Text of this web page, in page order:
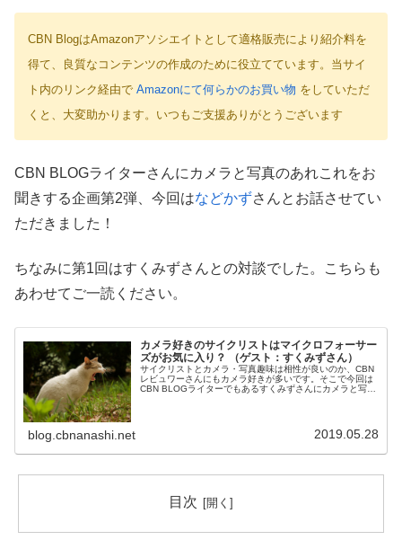
CBN BlogはAmazonアソシエイトとして適格販売により紹介料を
得て、良質なコンテンツの作成のために役立てています。当サイ
ト内のリンク経由で Amazonにて何らかのお買い物 をしていただ
くと、大変助かります。いつもご支援ありがとうございます
CBN BLOGライターさんにカメラと写真のあれこれをお
聞きする企画第2弾、今回はなどかずさんとお話させてい
ただきました！
ちなみに第1回はすくみずさんとの対談でした。こちらも
あわせてご一読ください。
カメラ好きのサイクリストはマイクロフォーサー
ズがお気に入り？ （ゲスト：すくみずさん）
サイクリストとカメラ・写真趣味は相性が良いのか、CBN
レビュワーさんにもカメラ好きが多いです。そこで今回は
CBN BLOGライターでもあるすくみずさんにカメラと写真
blog.cbnanashi.net 2019.05.28
目次